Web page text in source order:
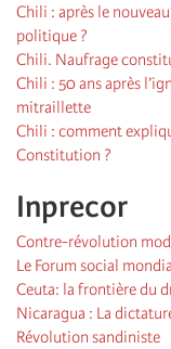
Chili : après le
politique ?
Chili. Naufrage
Chili : 50 ans après
mitraillette
Chili : comment
Constitution ?
Inprecor
Contre-révolution
Le Forum social
Ceuta: la frontière du
Nicaragua : La
Révolution sandiniste